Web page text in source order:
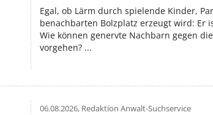
Egal, ob Lärm durch spielende Kinder,
benachbarten Bolzplatz erzeugt wird: Er
Wie können genervte Nachbarn gegen
vorgehen? ...
06.08.2026,Redaktion Anwalt-Suchservice